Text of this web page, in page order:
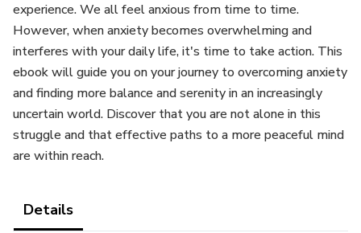
experience. We all feel anxious from time to time.
However, when anxiety becomes overwhelming and
interferes with your daily life, it's time to take action. This
ebook will guide you on your journey to overcoming anxiety
and finding more balance and serenity in an increasingly
uncertain world. Discover that you are not alone in this
struggle and that effective paths to a more peaceful mind
are within reach.
Details